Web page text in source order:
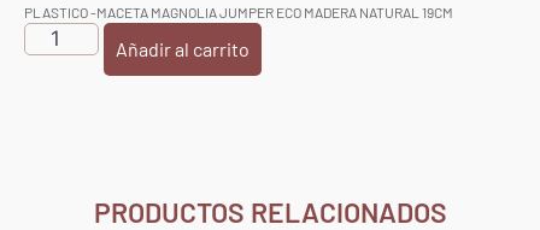
PLASTICO -MACETA MAGNOLIA JUMPER ECO MADERA NATURAL 19CM
Añadir al carrito
PRODUCTOS RELACIONADOS